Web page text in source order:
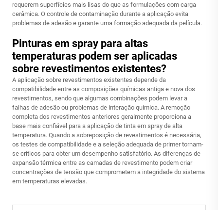
requerem superfícies mais lisas do que as formulações com carga
cerâmica. O controle de contaminação durante a aplicação evita
problemas de adesão e garante uma formação adequada da película.
Pinturas em spray para altas
temperaturas podem ser aplicadas
sobre revestimentos existentes?
A aplicação sobre revestimentos existentes depende da
compatibilidade entre as composições químicas antiga e nova dos
revestimentos, sendo que algumas combinações podem levar a
falhas de adesão ou problemas de interação química. A remoção
completa dos revestimentos anteriores geralmente proporciona a
base mais confiável para a aplicação de tinta em spray de alta
temperatura. Quando a sobreposição de revestimentos é necessária,
os testes de compatibilidade e a seleção adequada de primer tornam-
se críticos para obter um desempenho satisfatório. As diferenças de
expansão térmica entre as camadas de revestimento podem criar
concentrações de tensão que comprometem a integridade do sistema
em temperaturas elevadas.